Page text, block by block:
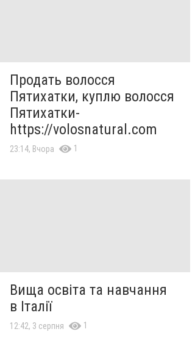
Продать волосся
Пятихатки, куплю волосся
Пятихатки-
https://volosnatural.com
23:14, Вчора 1
Вища освіта та навчання
в Італії
12:42, 3 серпня 1